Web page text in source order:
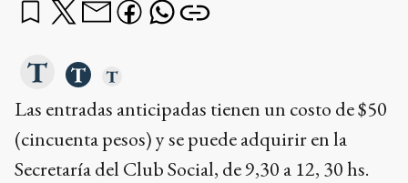
Las entradas anticipadas tienen un costo de $50
(cincuenta pesos) y se puede adquirir en la
Secretaría del Club Social, de 9,30 a 12, 30 hs.